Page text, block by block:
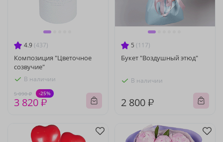
4.9 (437)
Композиция "Цветочное
созвучие"
В наличии
5 090 ₽ -25%
3 820 ₽
5 (117)
Букет "Воздушный этюд"
В наличии
2 800 ₽